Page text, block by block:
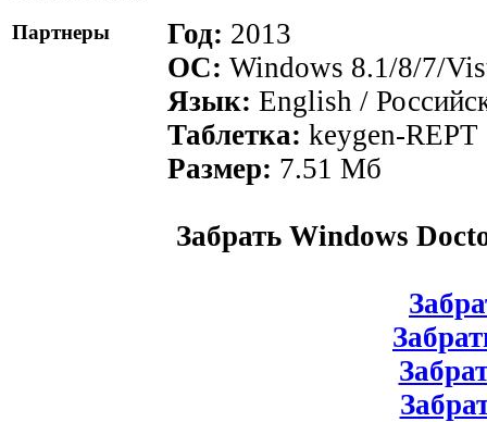
Партнеры Год: 2013
OC: Windows 8.1/8/7/
Язык: English /
Таблетка: keygen-REPT
Размер: 7.51 Mб
Забрать Windows